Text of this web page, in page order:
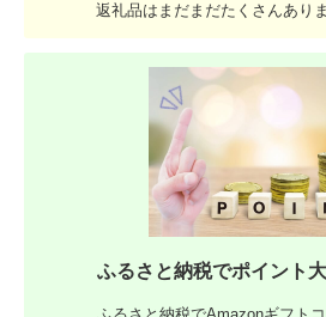
返礼品はまだまだたくさんあり
ふるさと納税でポイント